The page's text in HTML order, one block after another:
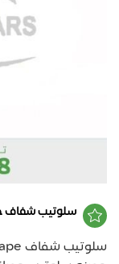
سلوتيب شفاف